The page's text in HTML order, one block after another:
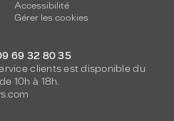
Accessibilité
Gérer les cookies
69 32 80 35
clients est disponible du
10h à 18h.